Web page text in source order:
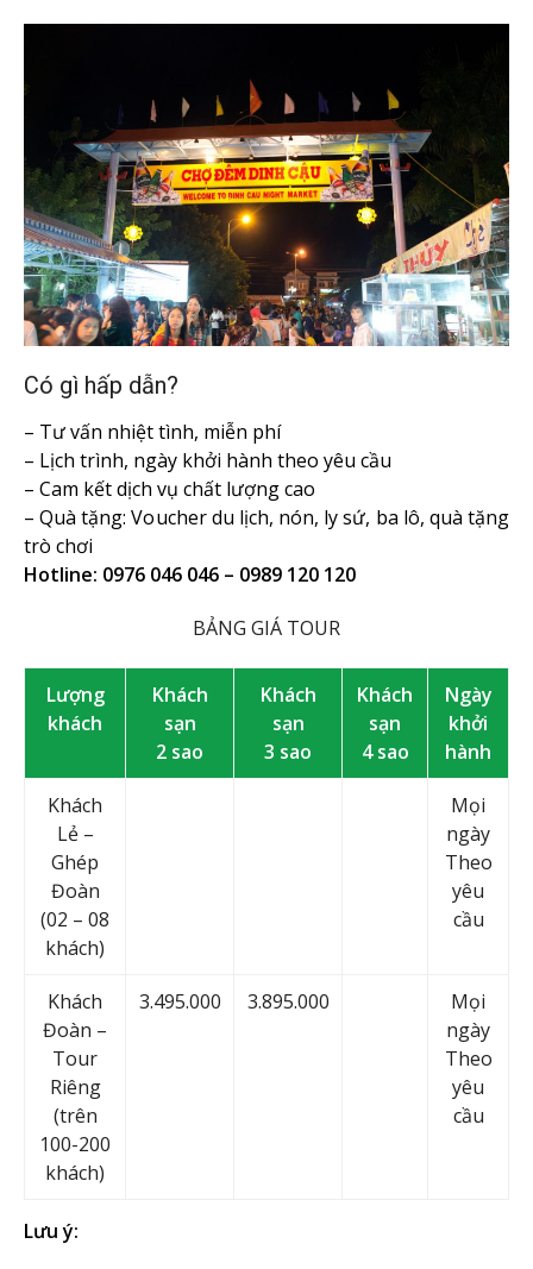
Có gì hấp dẫn?
– Tư vấn nhiệt tình, miễn phí
– Lịch trình, ngày khởi hành theo yêu cầu
– Cam kết dịch vụ chất lượng cao
– Quà tặng: Voucher du lịch, nón, ly sứ, ba lô, quà tặng
trò chơi
Hotline: 0976 046 046 – 0989 120 120
BẢNG GIÁ TOUR
Lượng
khách
Khách
sạn
2 sao
Khách
sạn
3 sao
Khách
sạn
4 sao
Ngày
khởi
hành
Khách
Lẻ –
Ghép
Đoàn
(02 – 08
khách)
Mọi
ngày
Theo
yêu
cầu
Khách
Đoàn –
Tour
Riêng
(trên
100-200
khách)
3.495.000 3.895.000
Mọi
ngày
Theo
yêu
cầu
Lưu ý: